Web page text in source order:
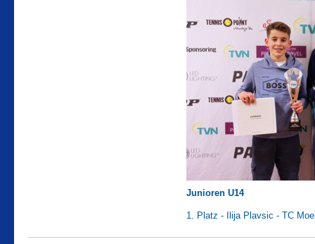
Junioren U14
1. Platz - Ilija Plavsic - TC